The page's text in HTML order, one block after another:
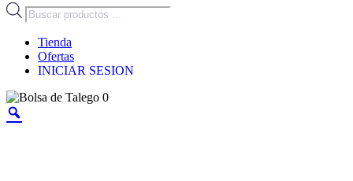
Búsqueda
de
productos
Tienda
Ofertas
INICIAR SESION
0